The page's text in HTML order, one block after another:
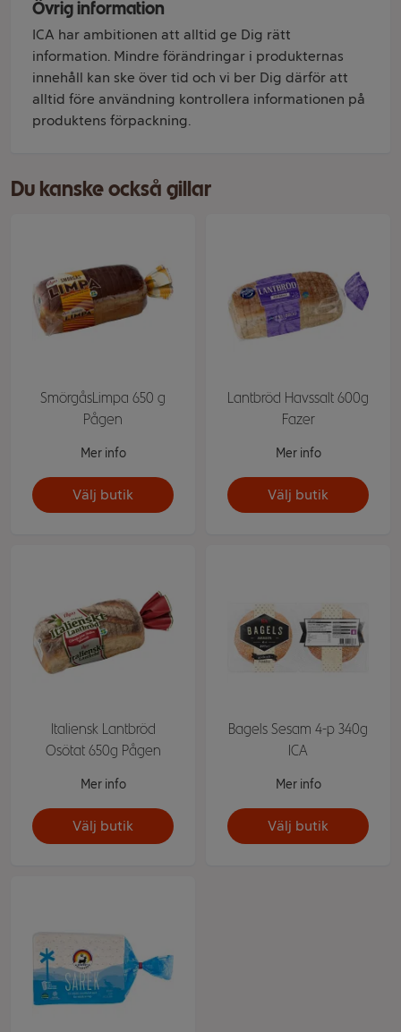
Övrig information
ICA har ambitionen att alltid ge Dig rätt
information. Mindre förändringar i produkternas
innehåll kan ske över tid och vi ber Dig därför att
alltid före användning kontrollera informationen på
produktens förpackning.
Du kanske också gillar
SmörgåsLimpa 650 g
Pågen
Mer info
Välj butik
Lantbröd Havssalt 600g
Fazer
Mer info
Välj butik
Italiensk Lantbröd
Osötat 650g Pågen
Mer info
Välj butik
Bagels Sesam 4-p 340g
ICA
Mer info
Välj butik